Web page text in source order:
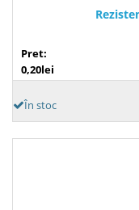
Pret:
0,20lei
În stoc